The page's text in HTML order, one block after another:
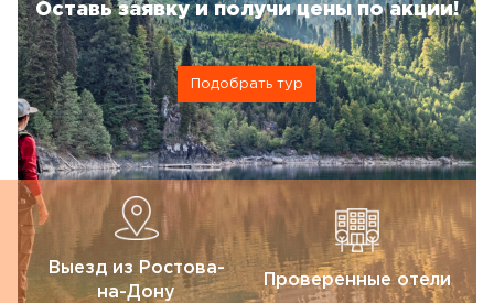
Оставь заявку и получи цены по акции!
Подобрать тур
Выезд из Ростова-
на-Дону
Проверенные отели